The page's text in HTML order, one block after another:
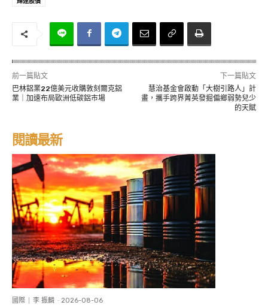
前一篇貼文
巴林鋁業22億美元收購敦刻爾克鋁
業｜加速布局歐洲低碳鋁市場
下一篇貼文
慧治基金會啟動「大樹引路人」計
畫，攜手跨界菁英發掘偏鄉弱勢兒少
的天賦
閱讀最新
國際 李 振麟 - 2026-08-06